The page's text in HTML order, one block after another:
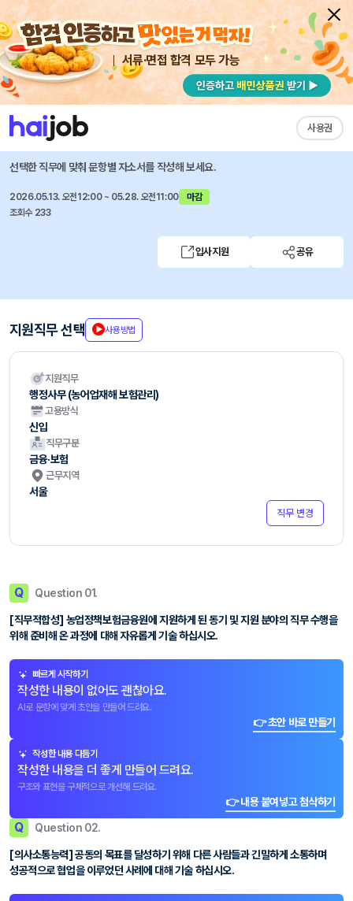
서류·면접 합격 모두 가능
사용권
채용공고 자소서 자유항목 자소서 내 작성목록
농업정책보험금융원
직원 공개채용 공고
선택한 직무에 맞춰 문항별 자소서를 작성해 보세요.
2026.05.13. 오전12:00 ~ 05.28. 오전11:00
마감
조회수 233
입사지원 공유
지원직무 선택 사용방법
지원직무
행정사무 (농어업재해 보험관리)
고용방식
신입
직무구분
금융·보험
근무지역
서울
직무 변경
Q Question 01.
[직무적합성] 농업정책보험금융원에 지원하게 된 동기 및 지원 분야의 직무 수행을
위해 준비해 온 과정에 대해 자유롭게 기술 하십시오.
빠르게 시작하기
작성한 내용이 없어도 괜찮아요.
AI로 문항에 맞게 초안을 만들어 드려요.
👉 초안 바로 만들기
작성한 내용 다듬기
작성한 내용을 더 좋게 만들어 드려요.
구조와 표현을 구체적으로 개선해 드려요.
👉 내용 붙여넣고 첨삭하기
Q Question 02.
[의사소통능력] 공동의 목표를 달성하기 위해 다른 사람들과 긴밀하게 소통하며
성공적으로 협업을 이루었던 사례에 대해 기술 하십시오.